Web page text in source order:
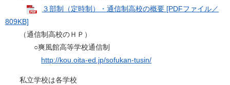
３部制（定時制）・通信制高校の概要 [PDFファイル／
809KB]
（通信制高校のＨＰ）
○爽風館高等学校通信制
http://kou.oita-ed.jp/sofukan-tusin/
私立学校は各学校